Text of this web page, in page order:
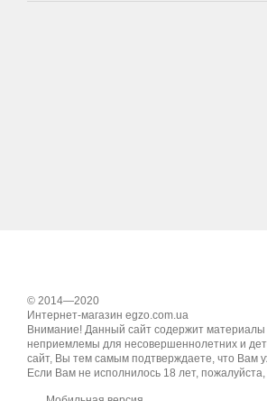
© 2014—2020
Интернет-магазин egzo.com.ua
Внимание! Данный сайт содержит материалы
неприемлемы для несовершеннолетних и
сайт, Вы тем самым подтверждаете, что Вам
Если Вам не исполнилось 18 лет, пожалуйста,